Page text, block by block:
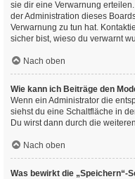
sie dir eine Verwarnung
der Administration dieses
Verwarnung zu tun hat.
sicher bist, wieso du verwarnt
Nach oben
Wie kann ich Beiträge den
Wenn ein Administrator die
siehst du eine Schaltfläche in
Du wirst dann durch die
Nach oben
Was bewirkt die „Speichern“-